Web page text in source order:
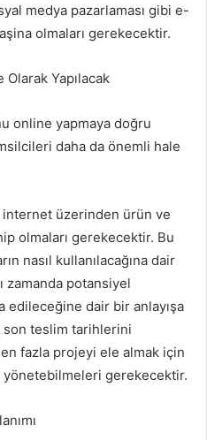
medya pazarlaması gibi e-
olmaları gerekecektir.
Olarak Yapılacak
online yapmaya doğru
daha da önemli hale
üzerinden ürün ve
olmaları gerekecektir. Bu
nasıl kullanılacağına dair
zamanda potansiyel
edileceğine dair bir anlayışa
son teslim tarihlerini
fazla projeyi ele almak için
yönetebilmeleri gerekecektir.